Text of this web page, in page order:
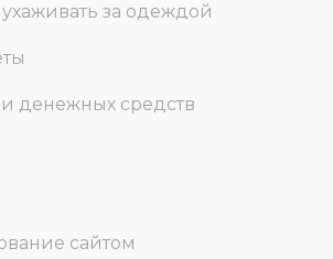
за одеждой
и денежных средств
сайтом